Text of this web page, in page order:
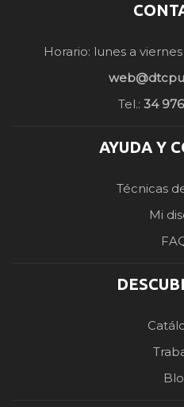
Horario: lunes a
Tel.: 34
AYUDA Y
Técnicas
Mi